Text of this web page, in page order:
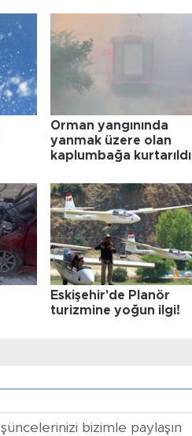
Orman yangınında
yanmak üzere olan
kaplumbağa kurtarıldı
Eskişehir'de Planör
turizmine yoğun ilgi!